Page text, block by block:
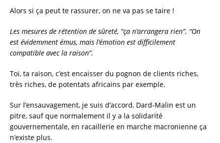
Alors si ça peut te rassurer, on ne va pas se taire !
Les mesures de rétention de sûreté, “ça n’arrangera rien”. “On
est évidemment émus, mais l’émotion est difficilement
compatible avec la raison”.
Toi, ta raison, c’est encaisser du pognon de clients riches,
très riches, de potentats africains par exemple.
Sur l’ensauvagement, je suis d’accord, Dard-Malin est un
pitre, sauf que normalement il y a la solidarité
gouvernementale, en racaillerie en marche macronienne ça
n’existe plus.